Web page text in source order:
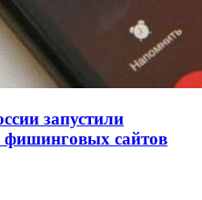
запустили
сайтов